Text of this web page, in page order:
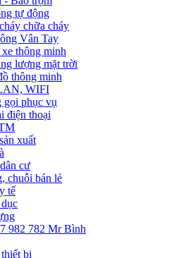
tự động
chữa cháy
Vân Tay
thông minh
lượng mặt trời
thông minh
WIFI
gọi phục vụ
điện thoại
xuất
cư
chuỗi bán lẻ
tế
982 782 Mr Bình
bị